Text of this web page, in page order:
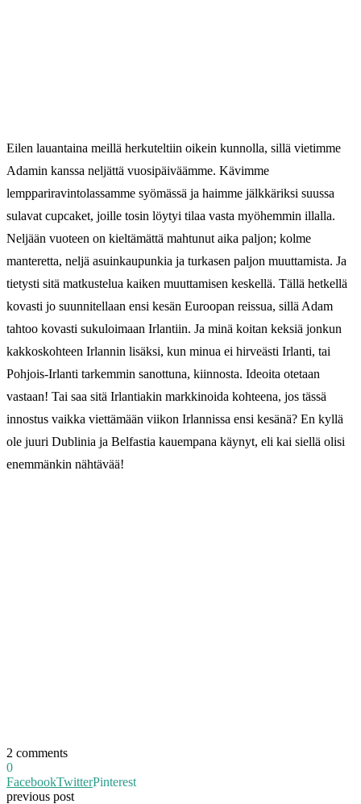
Eilen lauantaina meillä herkuteltiin oikein kunnolla, sillä vietimme
Adamin kanssa neljättä vuosipäiväämme. Kävimme
lemppariravintolassamme syömässä ja haimme jälkkäriksi suussa
sulavat cupcaket, joille tosin löytyi tilaa vasta myöhemmin illalla.
Neljään vuoteen on kieltämättä mahtunut aika paljon; kolme
manteretta, neljä asuinkaupunkia ja turkasen paljon muuttamista. Ja
tietysti sitä matkustelua kaiken muuttamisen keskellä. Tällä hetkellä
kovasti jo suunnitellaan ensi kesän Euroopan reissua, sillä Adam
tahtoo kovasti sukuloimaan Irlantiin. Ja minä koitan keksiä jonkun
kakkoskohteen Irlannin lisäksi, kun minua ei hirveästi Irlanti, tai
Pohjois-Irlanti tarkemmin sanottuna, kiinnosta. Ideoita otetaan
vastaan! Tai saa sitä Irlantiakin markkinoida kohteena, jos tässä
innostus vaikka viettämään viikon Irlannissa ensi kesänä? En kyllä
ole juuri Dublinia ja Belfastia kauempana käynyt, eli kai siellä olisi
enemmänkin nähtävää!
2 comments
0
FacebookTwitterPinterest
previous post